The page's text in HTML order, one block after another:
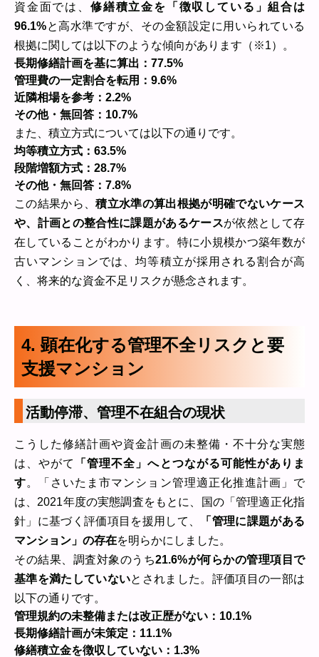
資金面では、 修繕積立金を「徴収している」組合は
96.1%と高水準ですが、その金額設定に用いられている
根拠に関しては以下のような傾向があります（※1）。
長期修繕計画を基に算出：77.5%
管理費の一定割合を転用：9.6%
近隣相場を参考：2.2%
その他・無回答：10.7%
また、積立方式については以下の通りです。
均等積立方式：63.5%
段階増額方式：28.7%
その他・無回答：7.8%
この結果から、積立水準の算出根拠が明確でないケース
や、計画との整合性に課題があるケースが依然として存
在していることがわかります。特に小規模かつ築年数が
古いマンションでは、均等積立が採用される割合が高
く、将来的な資金不足リスクが懸念されます。
4. 顕在化する管理不全リスクと要
支援マンション
活動停滞、管理不在組合の現状
こうした修繕計画や資金計画の未整備・不十分な実態
は、やがて
「管理不全」へとつながる可能性がありま
す。「さいたま市マンション管理適正化推進計画」で
は、2021年度の実態調査をもとに、国の「管理適正化指
針」に基づく評価項目を援用して、
「管理に課題がある
マンション」の存在を明らかにしました。
その結果、調査対象のうち21.6%が何らかの管理項目で
基準を満たしていないとされました。評価項目の一部は
以下の通りです。
管理規約の未整備または改正歴がない：10.1%
長期修繕計画が未策定：11.1%
修繕積立金を徴収していない：1.3%